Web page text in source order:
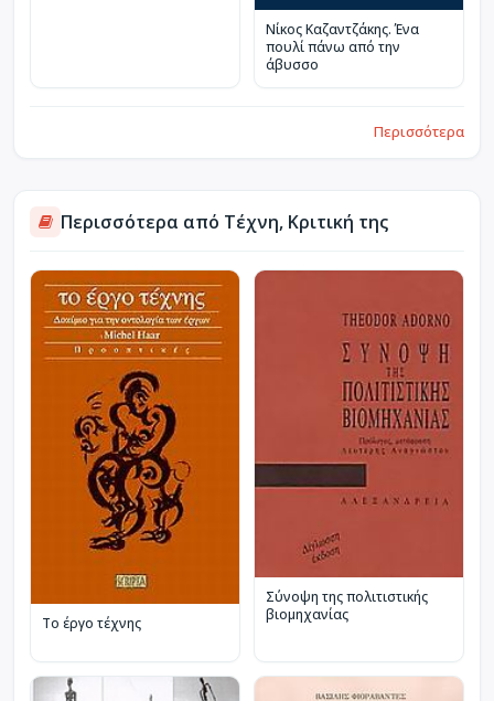
Νίκος Καζαντζάκης. Ένα
πουλί πάνω από την
άβυσσο
Περισσότερα
Περισσότερα από Τέχνη, Κριτική της
Το έργο τέχνης
Σύνοψη της πολιτιστικής
βιομηχανίας